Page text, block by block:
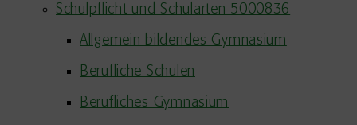
Schulpflicht und Schularten 5000836
Allgemein bildendes Gymnasium
Berufliche Schulen
Berufliches Gymnasium